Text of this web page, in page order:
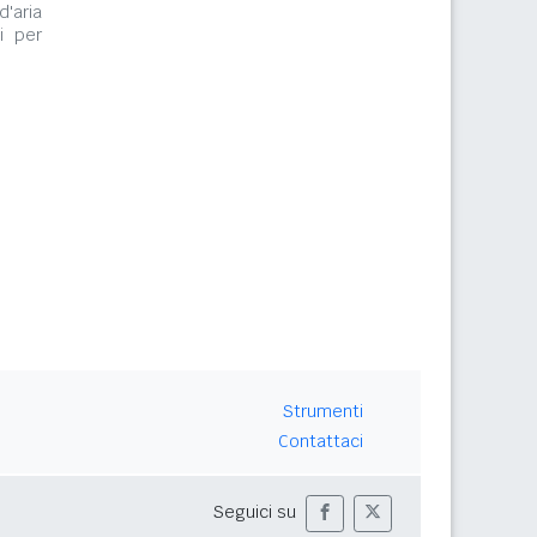
per
Strumenti
Contattaci
Seguici su